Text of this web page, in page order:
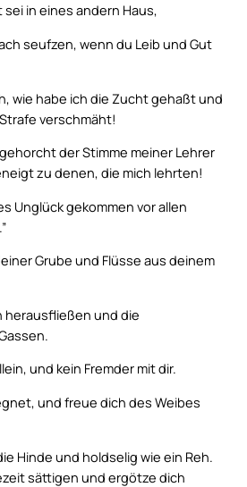
in eines andern Haus,
seufzen, wenn du Leib und Gut
wie habe ich die Zucht gehaßt und
verschmäht!
der Stimme meiner Lehrer
zu denen, die mich lehrten!
Unglück gekommen vor allen
Grube und Flüsse aus deinem
herausfließen und die
und kein Fremder mit dir.
und freue dich des Weibes
Hinde und holdselig wie ein Reh.
sättigen und ergötze dich